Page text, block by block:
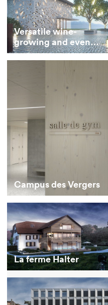
Versatile wine-
growing and event
venue
Campus des Vergers
La ferme Halter